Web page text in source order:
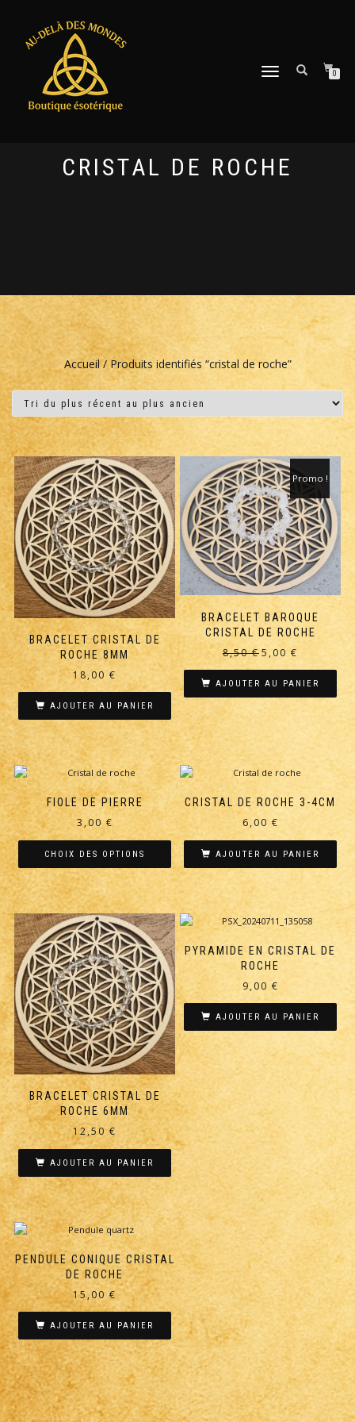
DÉPLIER
0
CRISTAL DE ROCHE
Accueil/ Produits identifiés “cristal de roche”
BRACELET CRISTAL DE
ROCHE 8MM
18,00 €
AJOUTER AU PANIER
BRACELET BAROQUE
CRISTAL DE ROCHE
Promo !
8,50€ Le
initial
était :
8,50 €.
5,00 €
actuel
est :
5,00 €.
AJOUTER AU PANIER
FIOLE DE PIERRE
3,00€
CHOIX DES OPTIONS
Ce
produit
a
plusieurs
variations.
Les
options
peuvent
être
choisies
sur
la
page
du
produit
CRISTAL DE ROCHE 3-4CM
6,00 €
AJOUTER AU PANIER
BRACELET CRISTAL DE
ROCHE 6MM
12,50 €
AJOUTER AU PANIER
PYRAMIDE EN CRISTAL DE
ROCHE
9,00 €
AJOUTER AU PANIER
PENDULE CONIQUE CRISTAL
DE ROCHE
15,00€
AJOUTER AU PANIER